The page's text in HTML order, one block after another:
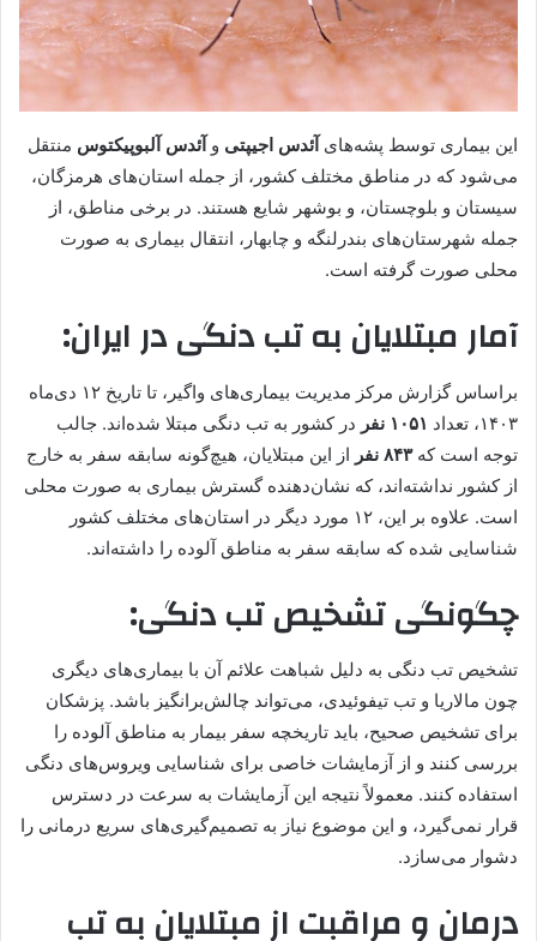
این بیماری توسط پشه‌های آئدس اجیپتی و آئدس آلبوپیکتوس منتقل
می‌شود که در مناطق مختلف کشور، از جمله استان‌های هرمزگان،
سیستان و بلوچستان، و بوشهر شایع هستند. در برخی مناطق، از
جمله شهرستان‌های بندرلنگه و چابهار، انتقال بیماری به صورت
محلی صورت گرفته است.
آمار مبتلایان به تب دنگی در ایران:
براساس گزارش مرکز مدیریت بیماری‌های واگیر، تا تاریخ ۱۲ دی‌ماه
۱۴۰۳، تعداد
۱۰۵۱ نفر
در کشور به تب دنگی مبتلا شده‌اند. جالب
توجه است که۸۴۳ نفر
از این مبتلایان، هیچ‌گونه سابقه سفر به خارج
از کشور نداشته‌اند، که نشان‌دهنده گسترش بیماری به صورت محلی
است. علاوه بر این، ۱۲ مورد دیگر در استان‌های مختلف کشور
شناسایی شده که سابقه سفر به مناطق آلوده را داشته‌اند.
چگونگی تشخیص تب دنگی:
تشخیص تب دنگی به دلیل شباهت علائم آن با بیماری‌های دیگری
چون مالاریا و تب تیفوئیدی، می‌تواند چالش‌برانگیز باشد. پزشکان
برای تشخیص صحیح، باید تاریخچه سفر بیمار به مناطق آلوده را
بررسی کنند و از آزمایشات خاصی برای شناسایی ویروس‌های دنگی
استفاده کنند. معمولاً نتیجه این آزمایشات به سرعت در دسترس
قرار نمی‌گیرد، و این موضوع نیاز به تصمیم‌گیری‌های سریع درمانی را
دشوار می‌سازد.
درمان و مراقبت از مبتلایان به تب